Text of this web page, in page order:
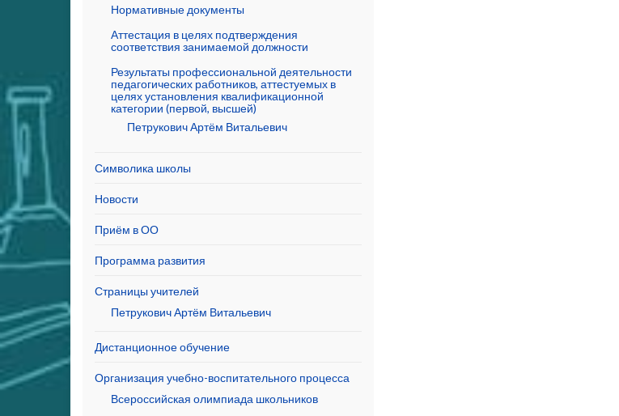
Нормативные документы
Аттестация в целях подтверждения
соответствия занимаемой должности
Результаты профессиональной деятельности
педагогических работников, аттестуемых в
целях установления квалификационной
категории (первой, высшей)
Петрукович Артём Витальевич
Символика школы
Новости
Приём в ОО
Программа развития
Страницы учителей
Петрукович Артём Витальевич
Дистанционное обучение
Организация учебно-воспитательного процесса
Всероссийская олимпиада школьников